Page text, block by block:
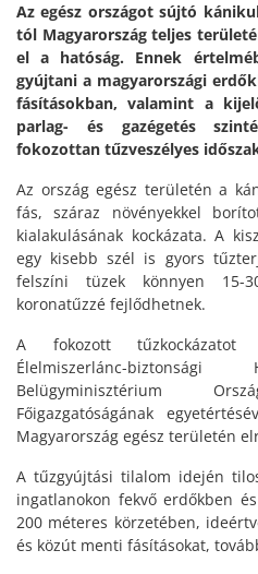
Az egész országot sújtó
tól Magyarország teljes
el a hatóság. Ennek
gyújtani a magyarországi
fásításokban, valamint a
parlag- és gazégetés
fokozottan tűzveszélyes
Az ország egész területén a
fás, száraz növényekkel
kialakulásának kockázata. A
egy kisebb szél is gyors
felszíni tüzek könnyen 15-
koronatűzzé fejlődhetnek.
A fokozott
Élelmiszerlánc-
Belügyminisztérium
Főigazgatóságának
Magyarország egész területén
A tűzgyújtási tilalom idején
ingatlanokon fekvő erdőkben
200 méteres körzetében,
és közút menti fásításokat,